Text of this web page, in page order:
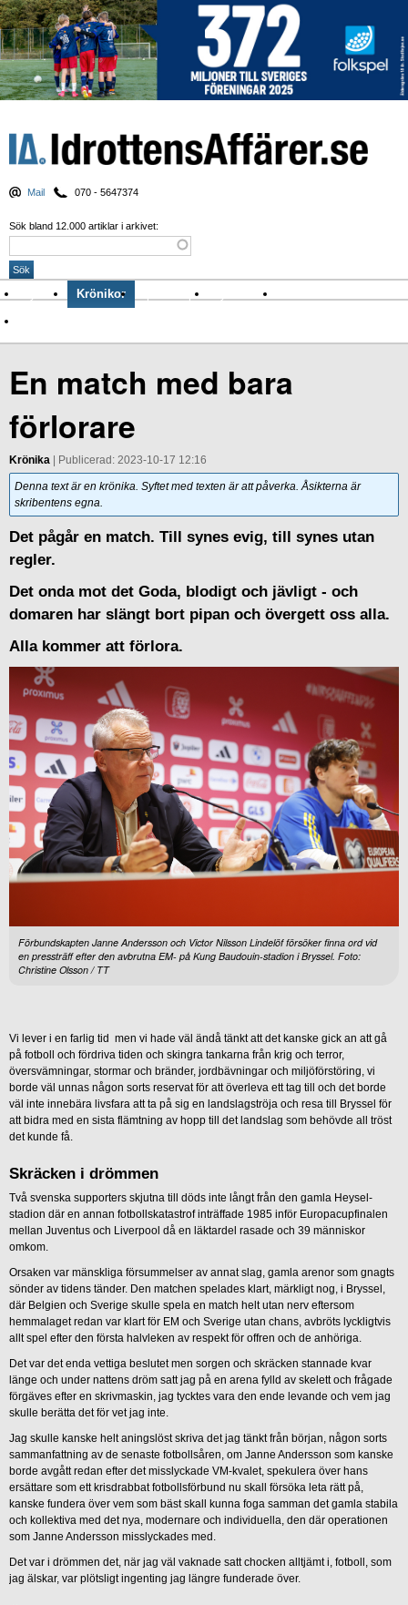
Mail 070 - 5647374
Sök bland 12.000 artiklar i arkivet:
Nyheter Krönikor Sport & spel Nyhetsbrev
En match med bara
förlorare
Krönika | Publicerad: 2023-10-17 12:16
Denna text är en krönika. Syftet med texten är att påverka. Åsikterna är
skribentens egna.
Det pågår en match. Till synes evig, till synes utan
regler.
Det onda mot det Goda, blodigt och jävligt - och
domaren har slängt bort pipan och övergett oss alla.
Alla kommer att förlora.
Förbundskapten Janne Andersson och Victor Nilsson Lindelöf försöker finna ord vid
en pressträff efter den avbrutna EM- på Kung Baudouin-stadion i Bryssel. Foto:
Christine Olsson / TT
Vi lever i en farlig tid men vi hade väl ändå tänkt att det kanske gick an att gå
på fotboll och fördriva tiden och skingra tankarna från krig och terror,
översvämningar, stormar och bränder, jordbävningar och miljöförstöring, vi
borde väl unnas någon sorts reservat för att överleva ett tag till och det borde
väl inte innebära livsfara att ta på sig en landslagströja och resa till Bryssel för
att bidra med en sista flämtning av hopp till det landslag som behövde all tröst
det kunde få.
Skräcken i drömmen
Två svenska supporters skjutna till döds inte långt från den gamla Heysel-
stadion där en annan fotbollskatastrof inträffade 1985 inför Europacupfinalen
mellan Juventus och Liverpool då en läktardel rasade och 39 människor
omkom.
Orsaken var mänskliga försummelser av annat slag, gamla arenor som gnagts
sönder av tidens tänder. Den matchen spelades klart, märkligt nog, i Bryssel,
där Belgien och Sverige skulle spela en match helt utan nerv eftersom
hemmalaget redan var klart för EM och Sverige utan chans, avbröts lyckligtvis
allt spel efter den första halvleken av respekt för offren och de anhöriga.
Det var det enda vettiga beslutet men sorgen och skräcken stannade kvar
länge och under nattens dröm satt jag på en arena fylld av skelett och frågade
förgäves efter en skrivmaskin, jag tycktes vara den ende levande och vem jag
skulle berätta det för vet jag inte.
Jag skulle kanske helt aningslöst skriva det jag tänkt från början, någon sorts
sammanfattning av de senaste fotbollsåren, om Janne Andersson som kanske
borde avgått redan efter det misslyckade VM-kvalet, spekulera över hans
ersättare som ett krisdrabbat fotbollsförbund nu skall försöka leta rätt på,
kanske fundera över vem som bäst skall kunna foga samman det gamla stabila
och kollektiva med det nya, modernare och individuella, den där operationen
som Janne Andersson misslyckades med.
Det var i drömmen det, när jag väl vaknade satt chocken alltjämt i, fotboll, som
jag älskar, var plötsligt ingenting jag längre funderade över.